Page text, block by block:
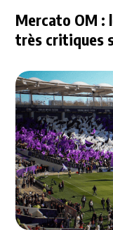
Mercato OM :
très critiques